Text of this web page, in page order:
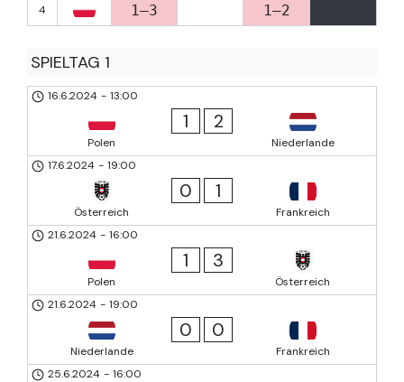
4 1–3 1–2
SPIELTAG 1
16.6.2024 - 13:00
Polen
1 2
Niederlande
17.6.2024 - 19:00
Österreich
0 1
Frankreich
21.6.2024 - 16:00
Polen
1 3
Österreich
21.6.2024 - 19:00
Niederlande
0 0
Frankreich
25.6.2024 - 16:00